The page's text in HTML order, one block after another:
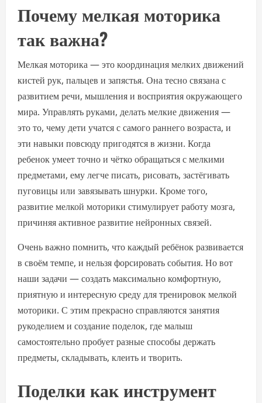
Почему мелкая моторика
так важна?
Мелкая моторика — это координация мелких движений
кистей рук, пальцев и запястья. Она тесно связана с
развитием речи, мышления и восприятия окружающего
мира. Управлять руками, делать мелкие движения —
это то, чему дети учатся с самого раннего возраста, и
эти навыки повсюду пригодятся в жизни. Когда
ребенок умеет точно и чётко обращаться с мелкими
предметами, ему легче писать, рисовать, застёгивать
пуговицы или завязывать шнурки. Кроме того,
развитие мелкой моторики стимулирует работу мозга,
причиняя активное развитие нейронных связей.
Очень важно помнить, что каждый ребёнок развивается
в своём темпе, и нельзя форсировать события. Но вот
наши задачи — создать максимально комфортную,
приятную и интересную среду для тренировок мелкой
моторики. С этим прекрасно справляются занятия
рукоделием и создание поделок, где малыш
самостоятельно пробует разные способы держать
предметы, складывать, клеить и творить.
Поделки как инструмент